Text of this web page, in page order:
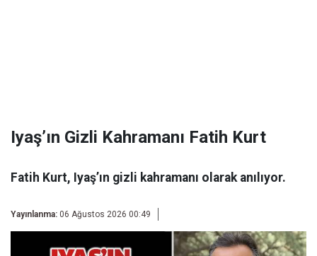
Iyaş’ın Gizli Kahramanı Fatih Kurt
Fatih Kurt, Iyaş’ın gizli kahramanı olarak anılıyor.
Yayınlanma: 06 Ağustos 2026 00:49